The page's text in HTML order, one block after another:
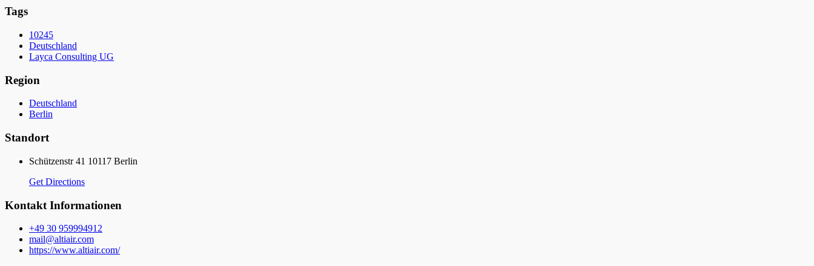
Tags
10245
Deutschland
Layca Consulting UG
Region
Deutschland
Berlin
Standort
Schützenstr 41 10117 Berlin
Get Directions
Kontakt Informationen
+49 30 959994912
mail@altiair.com
https://www.altiair.com/